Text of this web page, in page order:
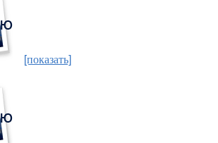
[показать]